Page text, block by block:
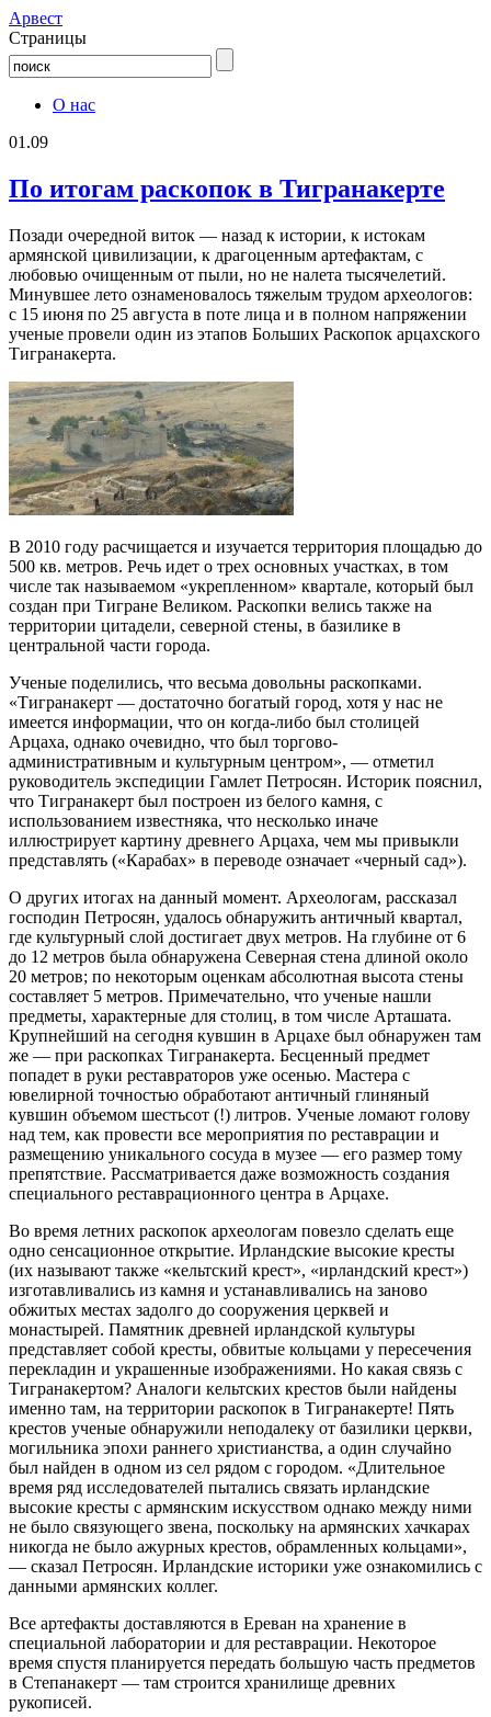
Aрвест
Страницы
О нас
01.09
По итогам раскопок в Тигранакерте
Позади очередной виток — назад к истории, к истокам
армянской цивилизации, к драгоценным артефактам, с
любовью очищенным от пыли, но не налета тысячелетий.
Минувшее лето ознаменовалось тяжелым трудом археологов:
с 15 июня по 25 августа в поте лица и в полном напряжении
ученые провели один из этапов Больших Раскопок арцахского
Тигранакерта.
В 2010 году расчищается и изучается территория площадью до
500 кв. метров. Речь идет о трех основных участках, в том
числе так называемом «укрепленном» квартале, который был
создан при Тигране Великом. Раскопки велись также на
территории цитадели, северной стены, в базилике в
центральной части города.
Ученые поделились, что весьма довольны раскопками.
«Тигранакерт — достаточно богатый город, хотя у нас не
имеется информации, что он когда-либо был столицей
Арцаха, однако очевидно, что был торгово-
административным и культурным центром», — отметил
руководитель экспедиции Гамлет Петросян. Историк пояснил,
что Тигранакерт был построен из белого камня, с
использованием известняка, что несколько иначе
иллюстрирует картину древнего Арцаха, чем мы привыкли
представлять («Карабах» в переводе означает «черный сад»).
О других итогах на данный момент. Археологам, рассказал
господин Петросян, удалось обнаружить античный квартал,
где культурный слой достигает двух метров. На глубине от 6
до 12 метров была обнаружена Северная стена длиной около
20 метров; по некоторым оценкам абсолютная высота стены
составляет 5 метров. Примечательно, что ученые нашли
предметы, характерные для столиц, в том числе Арташата.
Крупнейший на сегодня кувшин в Арцахе был обнаружен там
же — при раскопках Тигранакерта. Бесценный предмет
попадет в руки реставраторов уже осенью. Мастера с
ювелирной точностью обработают античный глиняный
кувшин объемом шестьсот (!) литров. Ученые ломают голову
над тем, как провести все мероприятия по реставрации и
размещению уникального сосуда в музее — его размер тому
препятствие. Рассматривается даже возможность создания
специального реставрационного центра в Арцахе.
Во время летних раскопок археологам повезло сделать еще
одно сенсационное открытие. Ирландские высокие кресты
(их называют также «кельтский крест», «ирландский крест»)
изготавливались из камня и устанавливались на заново
обжитых местах задолго до сооружения церквей и
монастырей. Памятник древней ирландской культуры
представляет собой кресты, обвитые кольцами у пересечения
перекладин и украшенные изображениями. Но какая связь с
Тигранакертом? Аналоги кельтских крестов были найдены
именно там, на территории раскопок в Тигранакерте! Пять
крестов ученые обнаружили неподалеку от базилики церкви,
могильника эпохи раннего христианства, а один случайно
был найден в одном из сел рядом с городом. «Длительное
время ряд исследователей пытались связать ирландские
высокие кресты с армянским искусством однако между ними
не было связующего звена, поскольку на армянских хачкарах
никогда не было ажурных крестов, обрамленных кольцами»,
— сказал Петросян. Ирландские историки уже ознакомились с
данными армянских коллег.
Все артефакты доставляются в Ереван на хранение в
специальной лаборатории и для реставрации. Некоторое
время спустя планируется передать большую часть предметов
в Степанакерт — там строится хранилище древних
рукописей.